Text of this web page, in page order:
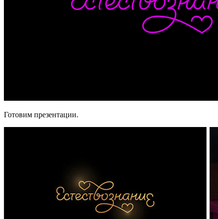
Готовим презентации.